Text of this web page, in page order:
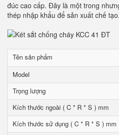
đúc cao cấp. Đây là một trong
thép nhập khẩu để sản xuất chế tạo.
Tên sản phẩm
Model
Trọng lượng
Kích thước ngoài ( C * R * S ) mm
Kích thước sử dụng ( C * R * S ) mm